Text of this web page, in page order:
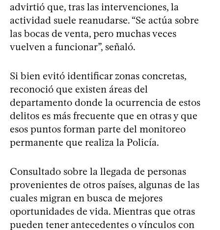
advirtió que, tras las intervenciones, la
actividad suele reanudarse. “Se actúa sobre
las bocas de venta, pero muchas veces
vuelven a funcionar”, señaló.
Si bien evitó identificar zonas concretas,
reconoció que existen áreas del
departamento donde la ocurrencia de estos
delitos es más frecuente que en otras y que
esos puntos forman parte del monitoreo
permanente que realiza la Policía.
Consultado sobre la llegada de personas
provenientes de otros países, algunas de las
cuales migran en busca de mejores
oportunidades de vida. Mientras que otras
pueden tener antecedentes o vínculos con